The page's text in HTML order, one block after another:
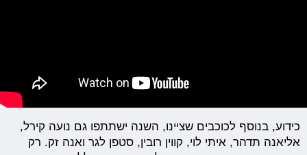
כידוע, בנוסף לכוכבים שציינו, השנה ישתתפו גם נועה קירל,
אליאנה תדהר, איתי לוי, קווין רובין, סטפן לגר ואנה זק. רק